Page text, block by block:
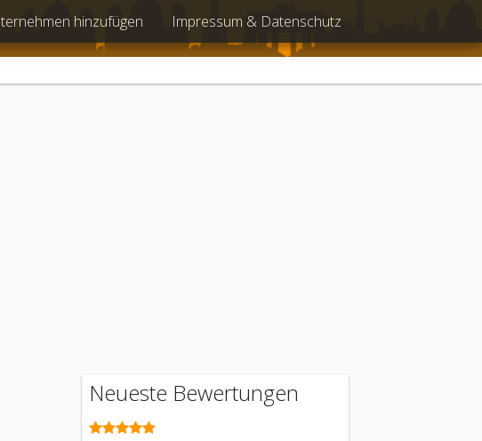
hinzufügen Impressum & Datenschutz
Neueste Bewertungen